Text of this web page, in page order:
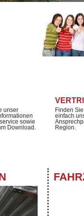
unser
sowie
Download.
Finden
einfach
Region.